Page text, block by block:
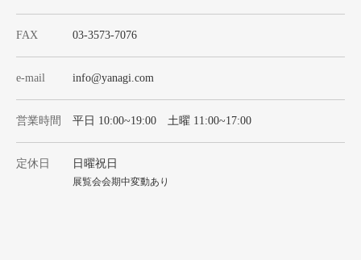
FAX 03-3573-7076
e-mail info@yanagi.com
営業時間 平日 10:00~19:00 土曜 11:00~17:00
定休日 日曜祝日
展覧会会期中変動あり